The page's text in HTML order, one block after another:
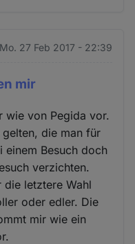
Mo. 27 Feb 2017 - 22:39
mir
wie von Pegida vor.
gelten, die man für
einem Besuch doch
verzichten.
die letztere Wahl
oder edler. Die
mir wie ein